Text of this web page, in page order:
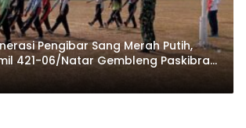
Pengibar Sang Merah Putih,
421-06/Natar Gembleng Paskibra
Jelang HUT RI ke-81